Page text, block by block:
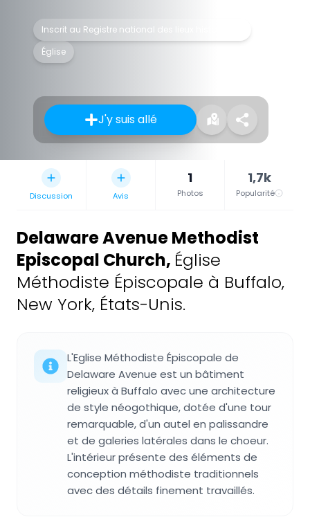
Inscrit au Registre national des lieux historiques
Église
J'y suis allé
Discussion Avis
1
Photos
1,7k
Popularité
Delaware Avenue Methodist
Episcopal Church, Église
Méthodiste Épiscopale à Buffalo,
New York, États-Unis.
L'Eglise Méthodiste Épiscopale de
Delaware Avenue est un bâtiment
religieux à Buffalo avec une architecture
de style néogothique, dotée d'une tour
remarquable, d'un autel en palissandre
et de galeries latérales dans le choeur.
L'intérieur présente des éléments de
conception méthodiste traditionnels
avec des détails finement travaillés.